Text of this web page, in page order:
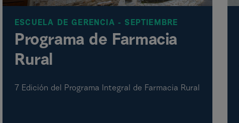
ESCUELA DE GERENCIA - SEPTIEMBRE
Programa de Farmacia
Rural
7 Edición del Programa Integral de Farmacia Rural